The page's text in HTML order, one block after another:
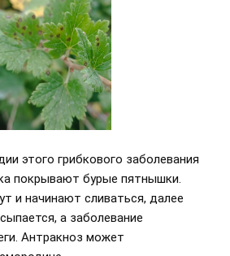
этого грибкового заболевания
покрывают бурые пятнышки.
и начинают сливаться, далее
а заболевание
Антракноз может